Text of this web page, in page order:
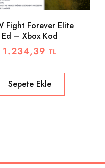
Fight Forever Elite
Ed – Xbox Kod
1.234,39 TL
Sepete Ekle